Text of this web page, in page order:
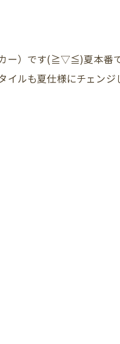
ー）です(≧▽≦)夏本番
ルも夏仕様にチェン